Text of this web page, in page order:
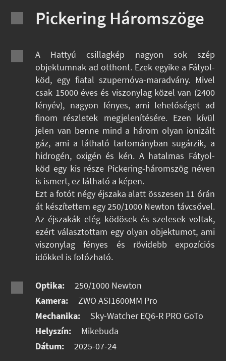
Pickering Háromszöge
A Hattyú csillagkép nagyon sok szép
objektumnak ad otthont. Ezek egyike a Fátyol-
köd, egy fiatal szupernóva-maradvány. Mivel
csak 15000 éves és viszonylag közel van (2400
fényév), nagyon fényes, ami lehetőséget ad
finom részletek megjelenítésére. Ezen kívül
jelen van benne mind a három olyan ionizált
gáz, ami a látható tartományban sugárzik, a
hidrogén, oxigén és kén. A hatalmas Fátyol-
köd egy kis része Pickering-háromszög néven
is ismert, ez látható a képen.
Ezt a fotót négy éjszaka alatt összesen 11 órán
át készítettem egy 250/1000 Newton távcsővel.
Az éjszakák elég ködösek és szelesek voltak,
ezért választottam egy olyan objektumot, ami
viszonylag fényes és rövidebb expozíciós
időkkel is fotózható.
Optika:
250/1000 Newton
Kamera:
ZWO ASI1600MM Pro
Mechanika:
Sky-Watcher EQ6-R PRO GoTo
Helyszín:
Mikebuda
Dátum:
2025-07-24